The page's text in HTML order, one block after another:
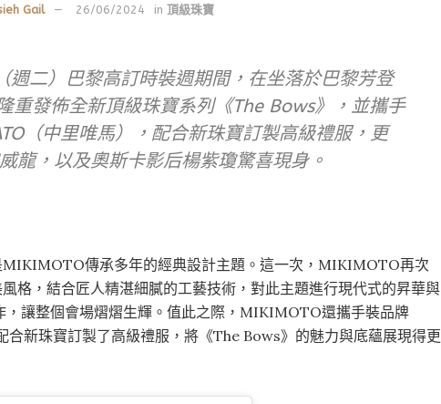
Gail 26/06/2024 in 頂級珠寶
週二）巴黎高訂時裝週期間，在坐落於巴黎芳登
重發佈全新頂級珠寶系列《The Bows》，並攜手
（中里唯馬），配合新珠寶訂製高級禮服，更
龍，以及奧斯卡影后楊紫瓊驚喜現身。
MIKIMOTO傳承多年的經典設計主題。這一次，MIKIMOTO再次
格，結合匠人精湛細膩的工藝技術，對此主題進行現代式的昇華與
，讓整個會場熠熠生輝。值此之際，MIKIMOTO還攜手裝品牌
新珠寶訂製了高級禮服，將《The Bows》的魅力與底蘊展現得更